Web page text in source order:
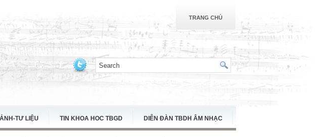
TRANG CHỦ
TƯ LIỆU TIN KHOA HOC TBGD DIỄN ĐÀN TBDH ÂM NHẠC